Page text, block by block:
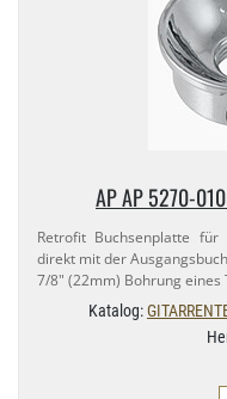
AP AP 5270-​
Retrofit Buchsenplatte
direkt mit der
7/​8" (22mm) Bohrung
Katalog: